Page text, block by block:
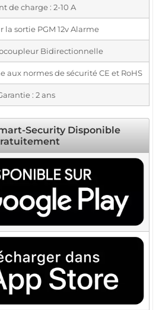
de charge : 2-10 A
la sortie PGM 12v Alarme
Bidirectionnelle
aux normes de sécurité CE et RoHS
: 2 ans
Security Disponible